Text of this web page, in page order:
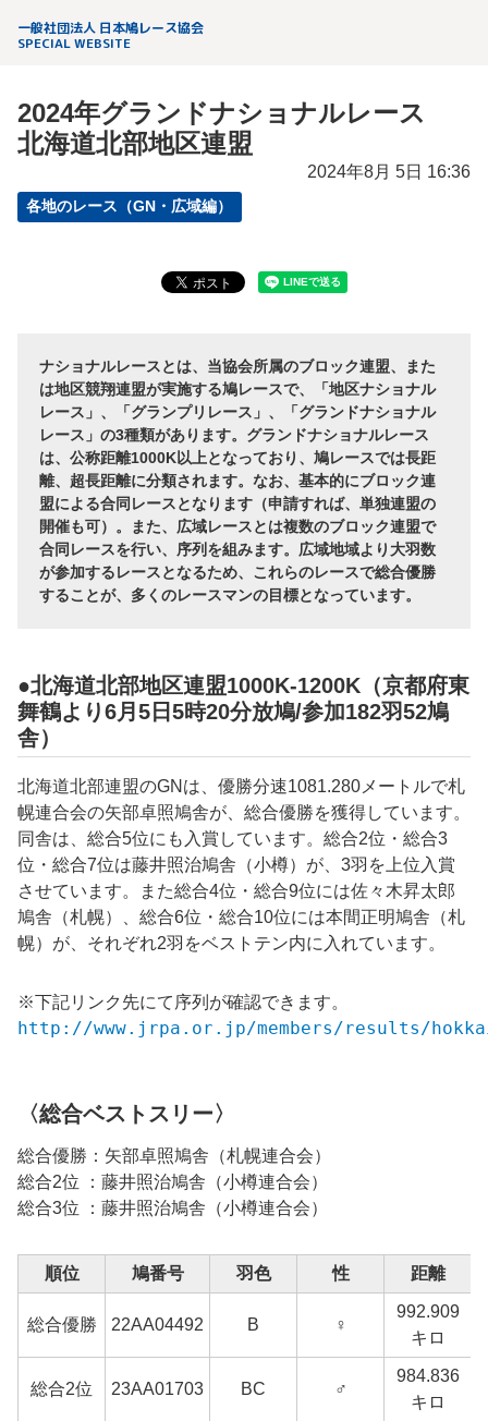
一般社団法人 日本鳩レース協会
SPECIAL WEBSITE
2024年グランドナショナルレース
北海道北部地区連盟
2024年8月 5日 16:36
各地のレース（GN・広域編）
ナショナルレースとは、当協会所属のブロック連盟、また
は地区競翔連盟が実施する鳩レースで、「地区ナショナル
レース」、「グランプリレース」、「グランドナショナル
レース」の3種類があります。グランドナショナルレース
は、公称距離1000K以上となっており、鳩レースでは長距
離、超長距離に分類されます。なお、基本的にブロック連
盟による合同レースとなります（申請すれば、単独連盟の
開催も可）。また、広域レースとは複数のブロック連盟で
合同レースを行い、序列を組みます。広域地域より大羽数
が参加するレースとなるため、これらのレースで総合優勝
することが、多くのレースマンの目標となっています。
●北海道北部地区連盟1000K-1200K（京都府東
舞鶴より6月5日5時20分放鳩/参加182羽52鳩
舎）
北海道北部連盟のGNは、優勝分速1081.280 メートルで札
幌連合会の矢部卓照鳩舎が、総合優勝を獲得しています。
同舎は、総合5位にも入賞しています。総合2位・総合3
位・総合7位は藤井照治鳩舎（小樽）が、3羽を上位入賞
させています。また総合4位・総合9位には佐々木昇太郎
鳩舎（札幌）、総合6位・総合10位には本間正明鳩舎（札
幌） が、それぞれ2羽をベストテン内に入れています。
※下記リンク先にて序列が確認できます。
http://www.jrpa.or.jp/members/results/
〈総合ベストスリー〉
総合優勝： 矢部卓照鳩舎（札幌連合会）
総合2位 ： 藤井照治鳩舎（小樽連合会）
総合3位 ： 藤井照治鳩舎（小樽連合会）
順位 鳩番号 羽色 性 距離
総合優勝 22AA04492 B ♀
992.909
キロ
総合2位 23AA01703 BC ♂
984.836
キロ